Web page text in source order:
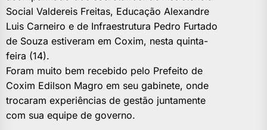
Social Valdereis Freitas, Educação Alexandre
Luis Carneiro e de Infraestrutura Pedro Furtado
de Souza estiveram em Coxim, nesta quinta-
feira (14).
Foram muito bem recebido pelo Prefeito de
Coxim Edilson Magro em seu gabinete, onde
trocaram experiências de gestão juntamente
com sua equipe de governo.